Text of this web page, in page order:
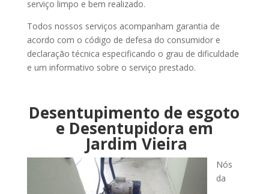
serviço limpo e bem realizado.
Todos nossos serviços acompanham garantia de
acordo com o código de defesa do consumidor e
declaração técnica especificando o grau de dificuldade
e um informativo sobre o serviço prestado.
Desentupimento de esgoto
e Desentupidora em
Jardim Vieira
Nós
da